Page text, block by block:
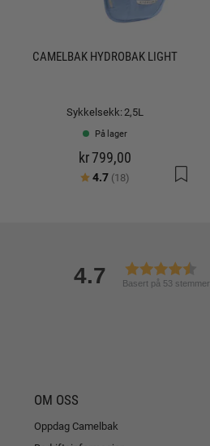
CAMELBAK HYDROBAK LIGHT
Sykkelsekk: 2,5L
På lager
kr 799,00
Karakter:
4.7 (18) av 5 mulige
4.7 Basert på 53 stemmer
OM OSS
Oppdag Camelbak